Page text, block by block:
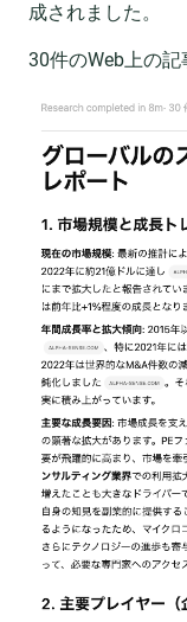
成されました。
30件のWeb上の記